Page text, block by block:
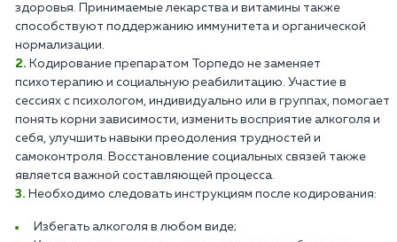
здоровья. Принимаемые лекарства и витамины также
способствуют поддержанию иммунитета и органической
нормализации.
Кодирование препаратом Торпедо не заменяет
психотерапию и социальную реабилитацию. Участие в
сессиях с психологом, индивидуально или в группах, помогает
понять корни зависимости, изменить восприятие алкоголя и
себя, улучшить навыки преодоления трудностей и
самоконтроля. Восстановление социальных связей также
является важной составляющей процесса.
Необходимо следовать инструкциям после кодирования:
Избегать алкоголя в любом виде;